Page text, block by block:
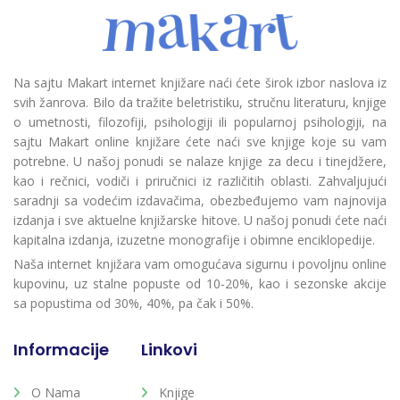
Na sajtu Makart internet knjižare naći ćete širok izbor naslova iz
svih žanrova. Bilo da tražite beletristiku, stručnu literaturu, knjige
o umetnosti, filozofiji, psihologiji ili popularnoj psihologiji, na
sajtu Makart online knjižare ćete naći sve knjige koje su vam
potrebne. U našoj ponudi se nalaze knjige za decu i tinejdžere,
kao i rečnici, vodiči i priručnici iz različitih oblasti. Zahvaljujući
saradnji sa vodećim izdavačima, obezbeđujemo vam najnovija
izdanja i sve aktuelne knjižarske hitove. U našoj ponudi ćete naći
kapitalna izdanja, izuzetne monografije i obimne enciklopedije.
Naša internet knjižara vam omogućava sigurnu i povoljnu online
kupovinu, uz stalne popuste od 10-20%, kao i sezonske akcije
sa popustima od 30%, 40%, pa čak i 50%.
Informacije
O Nama
Linkovi
Knjige